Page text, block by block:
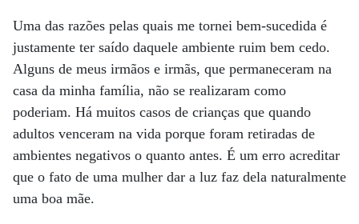
Uma das razões pelas quais me tornei bem-sucedida é
justamente ter saído daquele ambiente ruim bem cedo.
Alguns de meus irmãos e irmãs, que permaneceram na
casa da minha família, não se realizaram como
poderiam. Há muitos casos de crianças que quando
adultos venceram na vida porque foram retiradas de
ambientes negativos o quanto antes. É um erro acreditar
que o fato de uma mulher dar a luz faz dela naturalmente
uma boa mãe.